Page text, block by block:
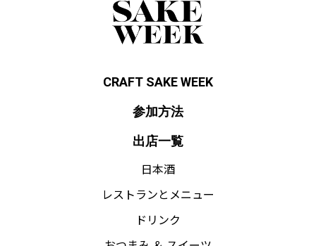
CRAFT SAKE WEEK
参加方法
出店一覧
日本酒
レストランとメニュー
ドリンク